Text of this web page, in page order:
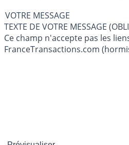
VOTRE MESSAGE
TEXTE DE
Ce champ n'accepte pas les
FranceTransactions.com